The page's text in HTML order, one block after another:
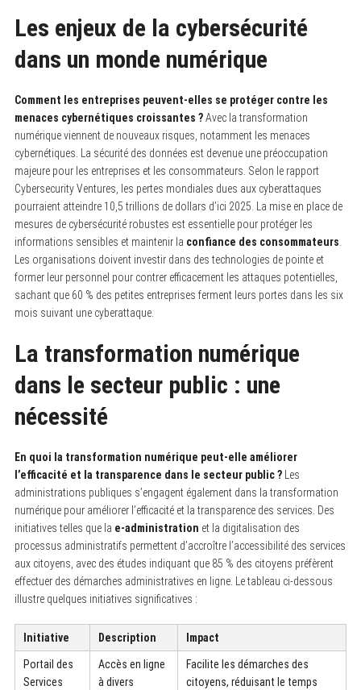
Les enjeux de la cybersécurité
dans un monde numérique
Comment les entreprises peuvent-elles se protéger contre les
menaces cybernétiques croissantes ?Avec la transformation
numérique viennent de nouveaux risques, notamment les menaces
cybernétiques. La sécurité des données est devenue une préoccupation
majeure pour les entreprises et les consommateurs. Selon le rapport
Cybersecurity Ventures, les pertes mondiales dues aux cyberattaques
pourraient atteindre 10,5 trillions de dollars d’ici 2025. La mise en place de
mesures de cybersécurité robustes est essentielle pour protéger les
informations sensibles et maintenir la confiance des consommateurs.
Les organisations doivent investir dans des technologies de pointe et
former leur personnel pour contrer efficacement les attaques potentielles,
sachant que 60 % des petites entreprises ferment leurs portes dans les six
mois suivant une cyberattaque.
La transformation numérique
dans le secteur public : une
nécessité
En quoi la transformation numérique peut-elle améliorer
l’efficacité et la transparence dans le secteur public ?Les
administrations publiques s’engagent également dans la transformation
numérique pour améliorer l’efficacité et la transparence des services. Des
initiatives telles que la e-administration et la digitalisation des
processus administratifs permettent d’accroître l’accessibilité des services
aux citoyens, avec des études indiquant que 85 % des citoyens préfèrent
effectuer des démarches administratives en ligne. Le tableau ci-dessous
illustre quelques initiatives significatives :
Initiative Description Impact
Portail des
Services
Accès en ligne
à divers
Facilite les démarches des
citoyens, réduisant le temps